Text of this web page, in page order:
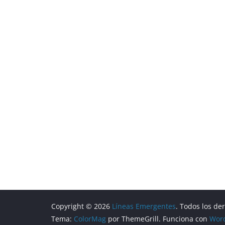
Copyright © 2026 Líneas Emergentes. Todos los
Tema: ColorMag por ThemeGrill. Funciona con